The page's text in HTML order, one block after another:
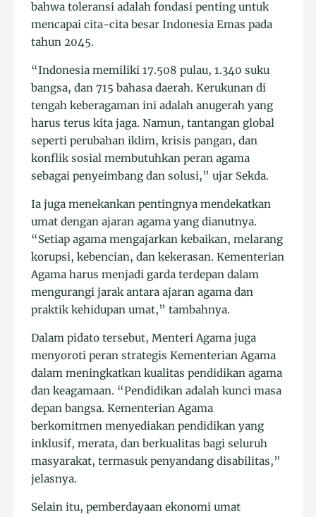
bahwa toleransi adalah fondasi penting untuk
mencapai cita-cita besar Indonesia Emas pada
tahun 2045.
“Indonesia memiliki 17.508 pulau, 1.340 suku
bangsa, dan 715 bahasa daerah. Kerukunan di
tengah keberagaman ini adalah anugerah yang
harus terus kita jaga. Namun, tantangan global
seperti perubahan iklim, krisis pangan, dan
konflik sosial membutuhkan peran agama
sebagai penyeimbang dan solusi,” ujar Sekda.
Ia juga menekankan pentingnya mendekatkan
umat dengan ajaran agama yang dianutnya.
“Setiap agama mengajarkan kebaikan, melarang
korupsi, kebencian, dan kekerasan. Kementerian
Agama harus menjadi garda terdepan dalam
mengurangi jarak antara ajaran agama dan
praktik kehidupan umat,” tambahnya.
Dalam pidato tersebut, Menteri Agama juga
menyoroti peran strategis Kementerian Agama
dalam meningkatkan kualitas pendidikan agama
dan keagamaan. “Pendidikan adalah kunci masa
depan bangsa. Kementerian Agama
berkomitmen menyediakan pendidikan yang
inklusif, merata, dan berkualitas bagi seluruh
masyarakat, termasuk penyandang disabilitas,”
jelasnya.
Selain itu, pemberdayaan ekonomi umat